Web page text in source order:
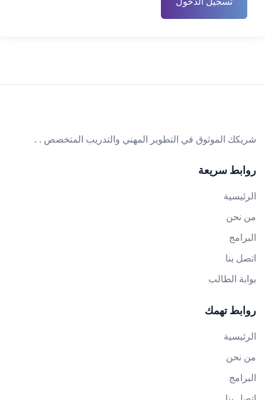
شريكك الموثوق في التطوير المهني والتدريب المتخصص . .
روابط سريعة
الرئيسية
من نحن
البرامج
اتصل بنا
بوابة الطالب
روابط تهمك
الرئيسية
من نحن
البرامج